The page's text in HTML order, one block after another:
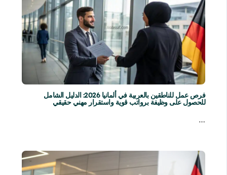
فرص عمل للناطقين بالعربية في ألمانيا 2026: الدليل الشامل
للحصول على وظيفة برواتب قوية واستقرار مهني حقيقي
…